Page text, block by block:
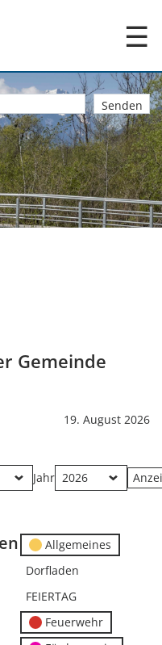
☰
Gemeinde
19. August 2026
Jahr
Allgemeines
Dorfladen
FEIERTAG
Feuerwehr